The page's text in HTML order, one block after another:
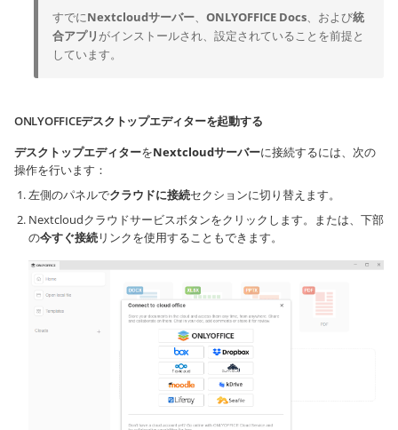
すでにNextcloudサーバー、 ONLYOFFICE Docs、および統
合アプリ がインストールされ、設定されていることを前提と
しています。
ONLYOFFICEデスクトップエディターを起動する
デスクトップエディターをNextcloudサーバーに接続するには、次の
操作を行います：
左側のパネルでクラウドに接続セクションに切り替えます。
Nextcloudクラウドサービスボタンをクリックします。または、下部
の今すぐ接続リンクを使用することもできます。